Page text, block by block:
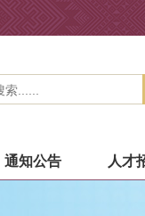
通知公告 人才